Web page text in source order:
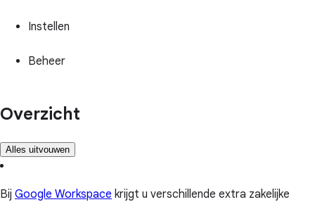
Instellen
Beheer
Overzicht
Alles uitvouwen
Bij Google Workspace krijgt u verschillende extra zakelijke